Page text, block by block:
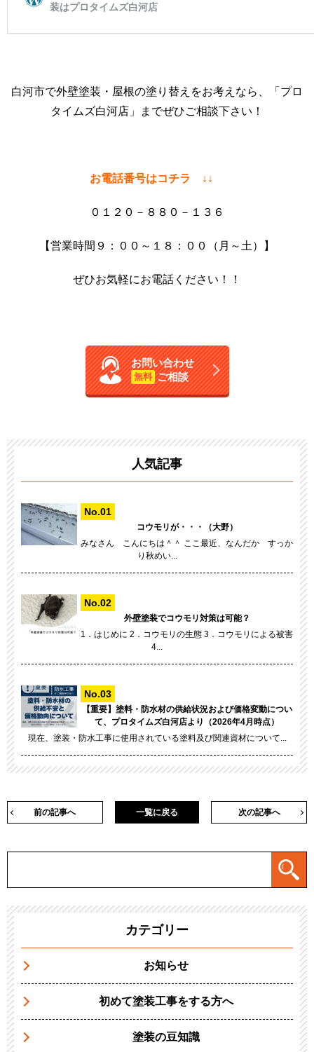
白河市で外壁塗装・屋根の塗り替えをお考えなら、「プロ
タイムズ白河店」までぜひご相談下さい！
お電話番号はコチラ ↓↓
０１２０－８８０－１３６
【営業時間９：００～１８：００（月～土）】
ぜひお気軽にお電話ください！！
お問い合わせ
無料 ご相談
人気記事
コウモリが・・・（大野）
みなさん こんにちは＾＾ ここ最近、なんだか すっか
り秋めい...
外壁塗装でコウモリ対策は可能？
1．はじめに 2．コウモリの生態 3．コウモリによる被害
4...
【重要】塗料・防水材の供給状況および価格変動につい
て、プロタイムズ白河店より（2026年4月時点）
現在、塗装・防水工事に使用されている塗料及び関連資材について...
前の記事へ 次の記事へ
一覧に戻る
カテゴリー
お知らせ
初めて塗装工事をする方へ
塗装の豆知識